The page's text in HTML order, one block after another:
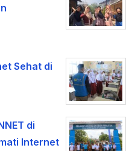
Sehat di
di
Internet